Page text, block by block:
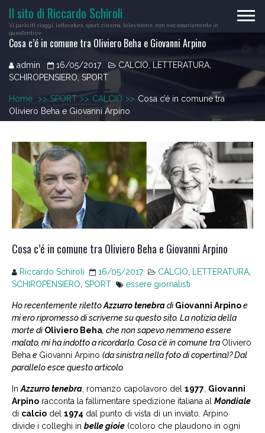
content
Il sito di Riccardo Schiroli
Vi parlo di viaggi, letteratura, sport, cinema, televisione…non necessariamente in
quest'ordine
Cosa c’é in comune tra Oliviero Beha e Giovanni Arpino
admin 16/05/2017 CALCIO LETTERATURA
SCHIROPENSIERO SPORT
Home >> SPORT >> CALCIO >> Cosa c’é in comune tra
Oliviero Beha e Giovanni Arpino
Cosa c’é in comune tra Oliviero Beha e Giovanni Arpino
Riccardo Schiroli 16/05/2017 CALCIO LETTERATURA
SCHIROPENSIERO SPORT essere giornalisti
Ho recentemente rilettoAzzurro tenebradiGiovanni Arpinoe
mi ero ripromesso di scriverne su questo sito. La notizia della
morte diOliviero Beha, che non sapevo nemmeno essere
malato, mi ha indotto a ricordarlo. Cosa c’è in comune tra Oliviero
Beha e Giovanni Arpino (da sinistra nella foto di copertina)? Dal
parallelo esce questo articolo.
In Azzurro tenebra , romanzo capolavoro del 1977 Giovanni
Arpino racconta la fallimentare spedizione italiana al Mondiale
di calcio del 1974 dal punto di vista di un inviato. Arpino
divide i colleghi in belle gioie (coloro che plaudono in ogni